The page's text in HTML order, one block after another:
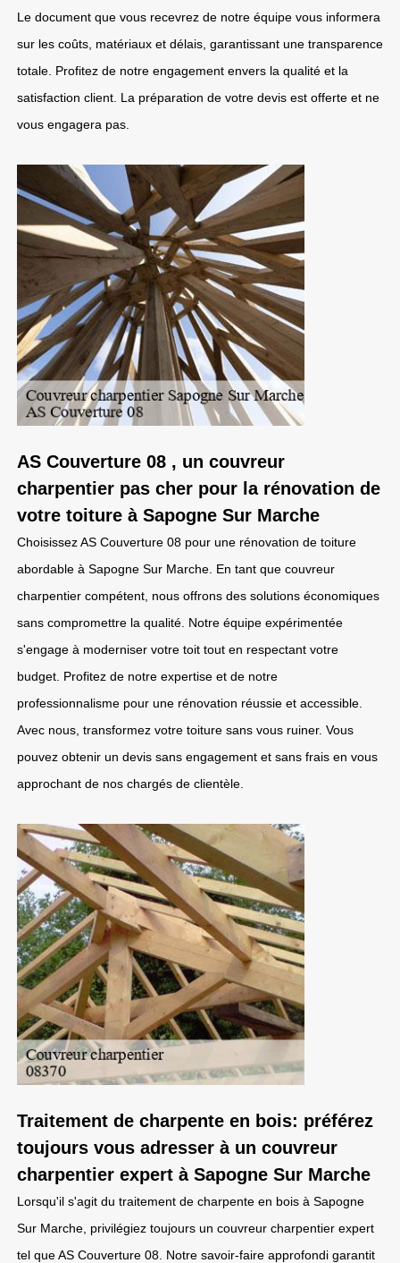
Le document que vous recevrez de notre équipe vous informera
sur les coûts, matériaux et délais, garantissant une transparence
totale. Profitez de notre engagement envers la qualité et la
satisfaction client. La préparation de votre devis est offerte et ne
vous engagera pas.
AS Couverture 08 , un couvreur
charpentier pas cher pour la rénovation de
votre toiture à Sapogne Sur Marche
Choisissez AS Couverture 08 pour une rénovation de toiture
abordable à Sapogne Sur Marche. En tant que couvreur
charpentier compétent, nous offrons des solutions économiques
sans compromettre la qualité. Notre équipe expérimentée
s'engage à moderniser votre toit tout en respectant votre
budget. Profitez de notre expertise et de notre
professionnalisme pour une rénovation réussie et accessible.
Avec nous, transformez votre toiture sans vous ruiner. Vous
pouvez obtenir un devis sans engagement et sans frais en vous
approchant de nos chargés de clientèle.
Traitement de charpente en bois: préférez
toujours vous adresser à un couvreur
charpentier expert à Sapogne Sur Marche
Lorsqu'il s'agit du traitement de charpente en bois à Sapogne
Sur Marche, privilégiez toujours un couvreur charpentier expert
tel que AS Couverture 08. Notre savoir-faire approfondi garantit